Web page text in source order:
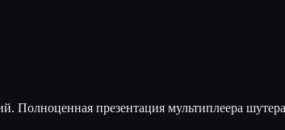
Полноценная презентация мультиплеера шутера